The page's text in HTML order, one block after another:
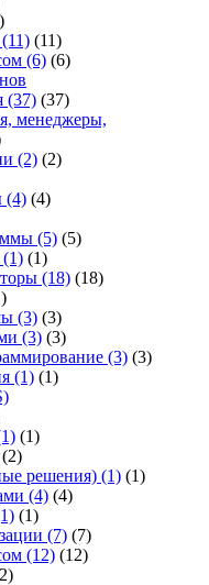
(11) (11)
(6) (6)
(37) (37)
менеджеры,
(2) (2)
(4) (4)
(5) (5)
(1) (1)
(18) (18)
(3) (3)
(3) (3)
(3) (3)
(1) (1)
(1)
(2)
решения) (1) (1)
(4) (4)
(1)
(7) (7)
(12) (12)